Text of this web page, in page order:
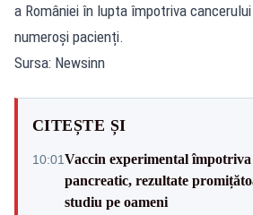
a României în lupta împotriva
numeroși pacienți.
Sursa: Newsinn
CITEȘTE ȘI
10:01Vaccin experimental
pancreatic, rezultate
studiu pe oameni